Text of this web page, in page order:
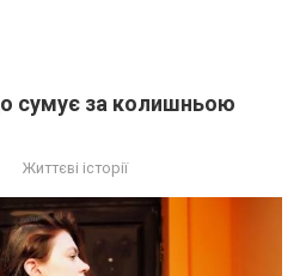
сумує за колишньою
Життєві історії